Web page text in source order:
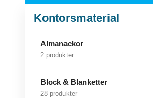
Kontorsmaterial
Almanackor
2 produkter
Block & Blanketter
28 produkter